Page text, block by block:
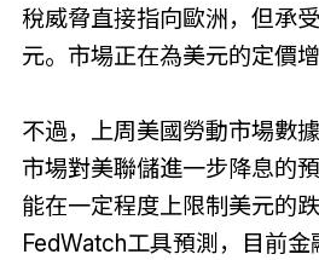
稅威脅直接指向歐洲，但承
元。市場正在為美元的定價
不過，上周美國勞動市場數
市場對美聯儲進一步降息的
能在一定程度上限制美元的
FedWatch工具預測，目前